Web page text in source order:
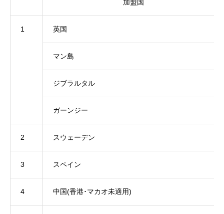
加盟国
1 英国
マン島
ジブラルタル
ガーンジー
2 スウェーデン
3 スペイン
4 中国(香港･マカオ未適用)